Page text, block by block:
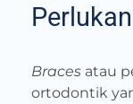
Braces atau
ortodontik